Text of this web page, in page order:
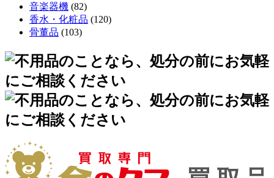
音楽器機 (82)
香水・化粧品 (120)
骨董品 (103)